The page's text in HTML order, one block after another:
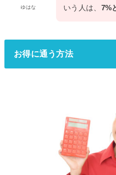
ゆはな
いう人は、 7%
お得に通う方法